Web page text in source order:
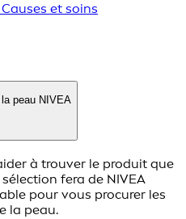
et soins
peau NIVEA
à trouver le produit que
fera de NIVEA
pour vous procurer les
la peau.